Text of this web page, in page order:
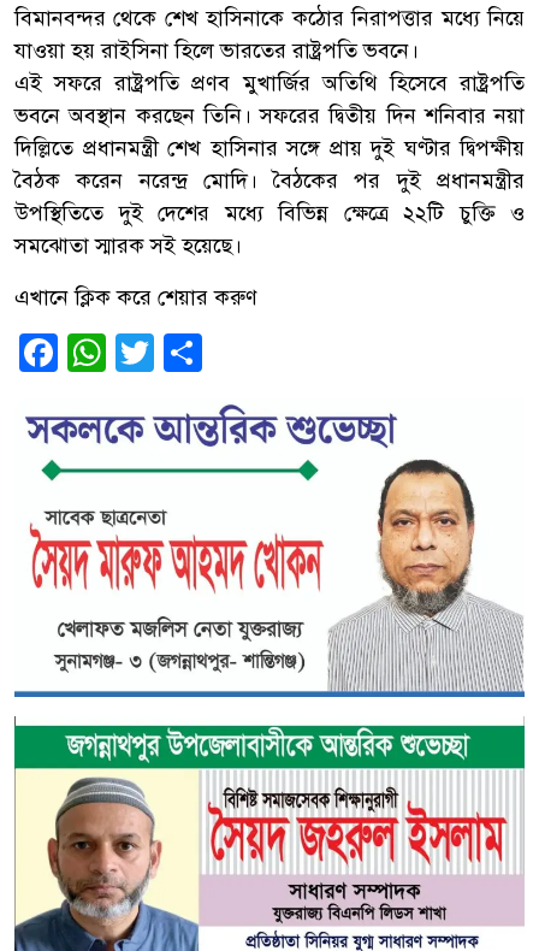
বিমানবন্দর থেকে শেখ হাসিনাকে কঠোর নিরাপত্তার মধ্যে নিয়ে
যাওয়া হয় রাইসিনা হিলে ভারতের রাষ্ট্রপতি ভবনে।
এই সফরে রাষ্ট্রপতি প্রণব মুখার্জির অতিথি হিসেবে রাষ্ট্রপতি
ভবনে অবস্থান করছেন তিনি। সফরের দ্বিতীয় দিন শনিবার নয়া
দিল্লিতে প্রধানমন্ত্রী শেখ হাসিনার সঙ্গে প্রায় দুই ঘণ্টার দ্বিপক্ষীয়
বৈঠক করেন নরেন্দ্র মোদি। বৈঠকের পর দুই প্রধানমন্ত্রীর
উপস্থিতিতে দুই দেশের মধ্যে বিভিন্ন ক্ষেত্রে ২২টি চুক্তি ও
সমঝোতা স্মারক সই হয়েছে।
এখানে ক্লিক করে শেয়ার করুণ
Facebook
WhatsApp
Twitter